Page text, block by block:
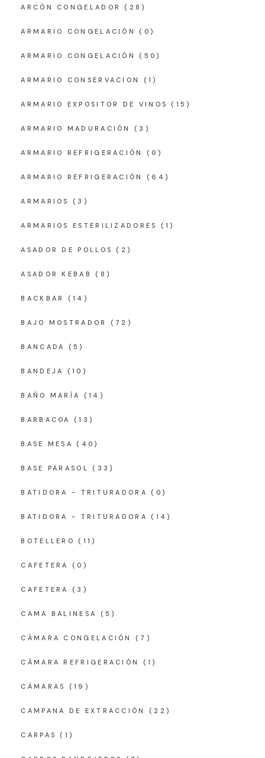
ARCÓN CONGELADOR (28)
ARMARIO CONGELACIÓN (0)
ARMARIO CONGELACIÓN (50)
ARMARIO CONSERVACION (1)
ARMARIO EXPOSITOR DE VINOS (15)
ARMARIO MADURACIÓN (3)
ARMARIO REFRIGERACIÓN (0)
ARMARIO REFRIGERACIÓN (64)
ARMARIOS (3)
ARMARIOS ESTERILIZADORES (1)
ASADOR DE POLLOS (2)
ASADOR KEBAB (8)
BACKBAR (14)
BAJO MOSTRADOR (72)
BANCADA (5)
BANDEJA (10)
BAÑO MARÍA (14)
BARBACOA (13)
BASE MESA (40)
BASE PARASOL (33)
BATIDORA - TRITURADORA (0)
BATIDORA - TRITURADORA (14)
BOTELLERO (11)
CAFETERA (0)
CAFETERA (3)
CAMA BALINESA (5)
CÁMARA CONGELACIÓN (7)
CÁMARA REFRIGERACIÓN (1)
CÁMARAS (19)
CAMPANA DE EXTRACCIÓN (22)
CARPAS (1)